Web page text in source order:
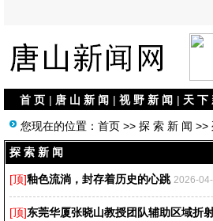
首 页 | 唐 山 新 闻 | 视 野 新 闻 | 天 下
您现在的位置： 首页 >> 探 索 新 闻 >>
探 索 新 闻
[顶]釉色流淌，封存着历史的心跳 2026-
[顶]东莞华厦张晓山教授团队辅助区域折